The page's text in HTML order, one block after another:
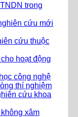
trong
cứu mới
cứu thuộc
hoạt động
công nghệ
thí nghiệm
cứu khoa
xâm